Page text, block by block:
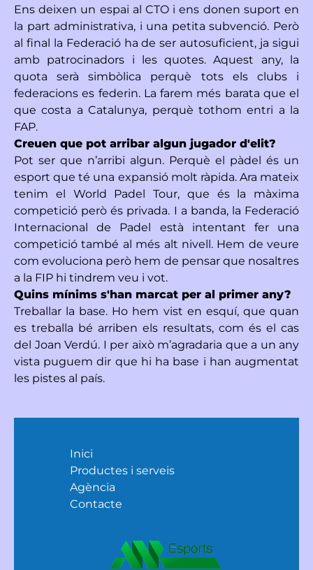
Ens deixen un espai al CTO i ens donen suport en
la part administrativa, i una petita subvenció. Però
al final la Federació ha de ser autosuficient, ja sigui
amb patrocinadors i les quotes. Aquest any, la
quota serà simbòlica perquè tots els clubs i
federacions es federin. La farem més barata que el
que costa a Catalunya, perquè tothom entri a la
FAP.
Creuen que pot arribar algun jugador d'elit?
Pot ser que n’arribi algun. Perquè el pàdel és un
esport que té una expansió molt ràpida. Ara mateix
tenim el World Padel Tour, que és la màxima
competició però és privada. I a banda, la Federació
Internacional de Padel està intentant fer una
competició també al més alt nivell. Hem de veure
com evoluciona però hem de pensar que nosaltres
a la FIP hi tindrem veu i vot.
Quins mínims s'han marcat per al primer any?
Treballar la base. Ho hem vist en esquí, que quan
es treballa bé arriben els resultats, com és el cas
del Joan Verdú. I per això m’agradaria que a un any
vista puguem dir que hi ha base i han augmentat
les pistes al país.
Inici
Productes i serveis
Agència
Contacte